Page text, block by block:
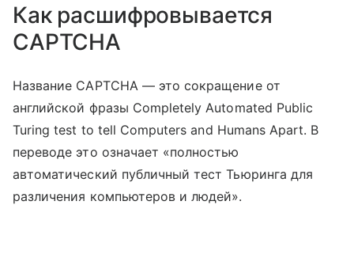
Как расшифровывается
CAPTCHA
Название CAPTCHA — это сокращение от
английской фразы Completely Automated Public
Turing test to tell Computers and Humans Apart. В
переводе это означает «полностью
автоматический публичный тест Тьюринга для
различения компьютеров и людей».